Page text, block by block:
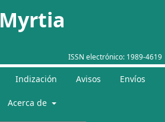
ISSN electrónico: 1989-4619
Myrtia
Indización Avisos Envíos
Acerca de